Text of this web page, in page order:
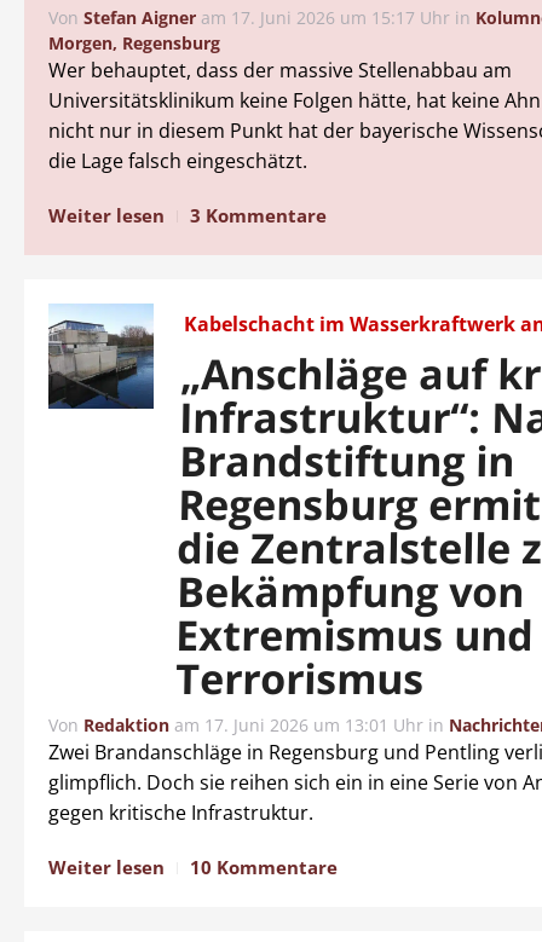
Von Stefan Aigner am 17. Juni 2026 um 15:17 Uhr in
Morgen, Regensburg
Wer behauptet, dass der massive Stellenabbau am
Universitätsklinikum keine Folgen hätte, hat keine
nicht nur in diesem Punkt hat der bayerische
die Lage falsch eingeschätzt.
Weiter lesen 3 Kommentare
Kabelschacht im Wasserkraftwerk
„Anschläge auf
Infrastruktur“:
Brandstiftung in
Regensburg
die Zentralstelle
Bekämpfung von
Extremismus und
Terrorismus
Von Redaktion am 17. Juni 2026 um 13:01 Uhr in
Zwei Brandanschläge in Regensburg und Pentling
glimpflich. Doch sie reihen sich ein in eine Serie von
gegen kritische Infrastruktur.
Weiter lesen 10 Kommentare